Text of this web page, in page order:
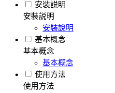
安裝説明
安裝説明
安裝說明
基本概念
基本概念
基本概念
使用方法
使用方法